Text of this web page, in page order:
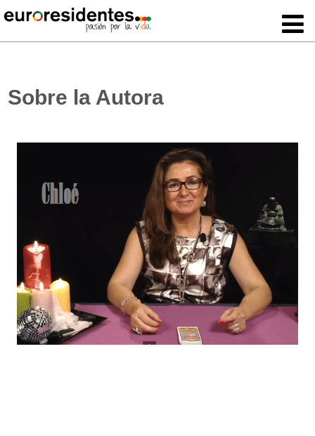
Sobre la Autora